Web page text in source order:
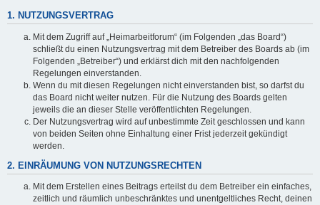
1. NUTZUNGSVERTRAG
Mit dem Zugriff auf „Heimarbeitforum“ (im Folgenden „das Board“)
schließt du einen Nutzungsvertrag mit dem Betreiber des Boards ab (im
Folgenden „Betreiber“) und erklärst dich mit den nachfolgenden
Regelungen einverstanden.
Wenn du mit diesen Regelungen nicht einverstanden bist, so darfst du
das Board nicht weiter nutzen. Für die Nutzung des Boards gelten
jeweils die an dieser Stelle veröffentlichten Regelungen.
Der Nutzungsvertrag wird auf unbestimmte Zeit geschlossen und kann
von beiden Seiten ohne Einhaltung einer Frist jederzeit gekündigt
werden.
2. EINRÄUMUNG VON NUTZUNGSRECHTEN
Mit dem Erstellen eines Beitrags erteilst du dem Betreiber ein einfaches,
zeitlich und räumlich unbeschränktes und unentgeltliches Recht, deinen